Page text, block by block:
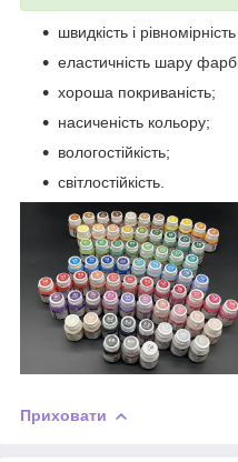
швидкість і
еластичність шару
хороша покриваність;
насиченість кольору;
вологостійкість;
світлостійкість.
Приховати